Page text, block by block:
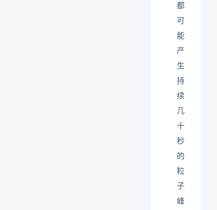
都
可
能
产
生
持
续
几
十
秒
的
粒
子
峰